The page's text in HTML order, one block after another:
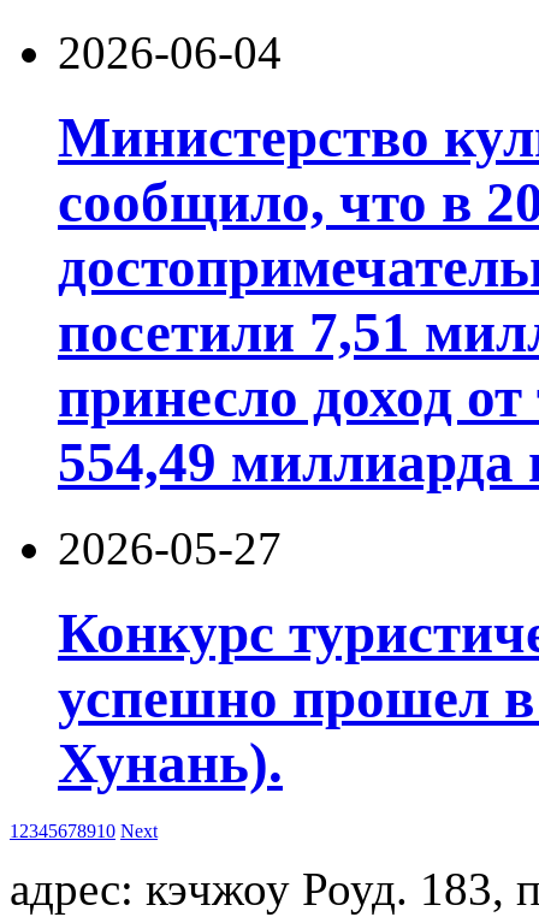
2026-06-04
Министерство
сообщило, что в
посетили 7,51
принесло доход
554,49 миллиарда
2026-05-27
Конкурс
успешно прошел
Хунань).
1 2345678910 Next
адрес: кэчжоу Роуд. 183,